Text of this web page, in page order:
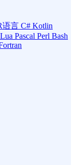
语言 C# Kotlin
Lua Pascal Perl Bash